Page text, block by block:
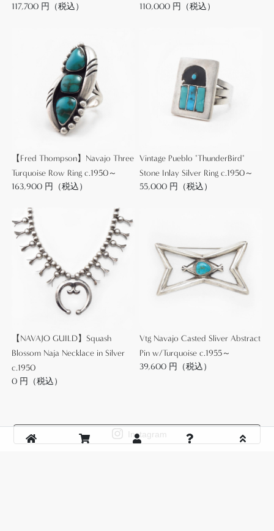
本作において、シルバーの重なったような部分は、
この様な特徴はインゴットシルバーの『マーク』と
呼ばれ、制作上のムラではありますが、コレクター
に好まれる特徴の一つであり、逆に価値を高めるデ
ィテールともなっています。
また、1930年代にはシルバープレートが登場します
エリーは政府によりインディアンクラフトとして認
定されず、グランドキャニオンなどの国立公園内で
販売できなくなった記録も残っています。
本作もインゴットシルバー(銀塊)から成形される事で
独特の硬さや重量感を持ち、同様の製法で作られた
個体の中でも特にその製法を示唆する制作ムラ・イ
ンゴットシルバーの『マーク』が多く入る作品で
これらは作者の技量やツールにより発現する特徴で
あり、正確な時代背景を示すディテールではありま
せんが、やはり原始的な道具と発展途上にあった
1910年代以前の作品においては多く・大きく入る傾
向があります。
その粗暴にも感じられるシルバーワークは、無機質
117,700 円（税込）
110,000 円（税込）
【Fred Thompson】Navajo Three
Turquoise Row Ring c.1950～
163,900 円（税込）
Vintage Pueblo "ThunderBird"
Stone Inlay Silver Ring c.1950～
55,000 円（税込）
【NAVAJO GUILD】Squash
Blossom Naja Necklace in Silver
c.1950
0 円（税込）
Vtg Navajo Casted Sliver Abstract
Pin w/Turquoise c.1955～
39,600 円（税込）
Instagram